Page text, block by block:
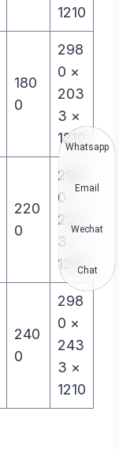
1210
180
0
298
0 ×
203
3 ×
1210
220
0
298
0 ×
223
3 ×
1210
240
0
298
0 ×
243
3 ×
1210
Whatsapp
Email
Wechat
Chat